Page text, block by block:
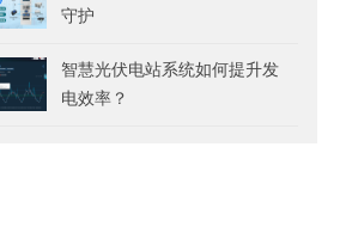
守护
智慧光伏电站系统如何提升发
电效率？